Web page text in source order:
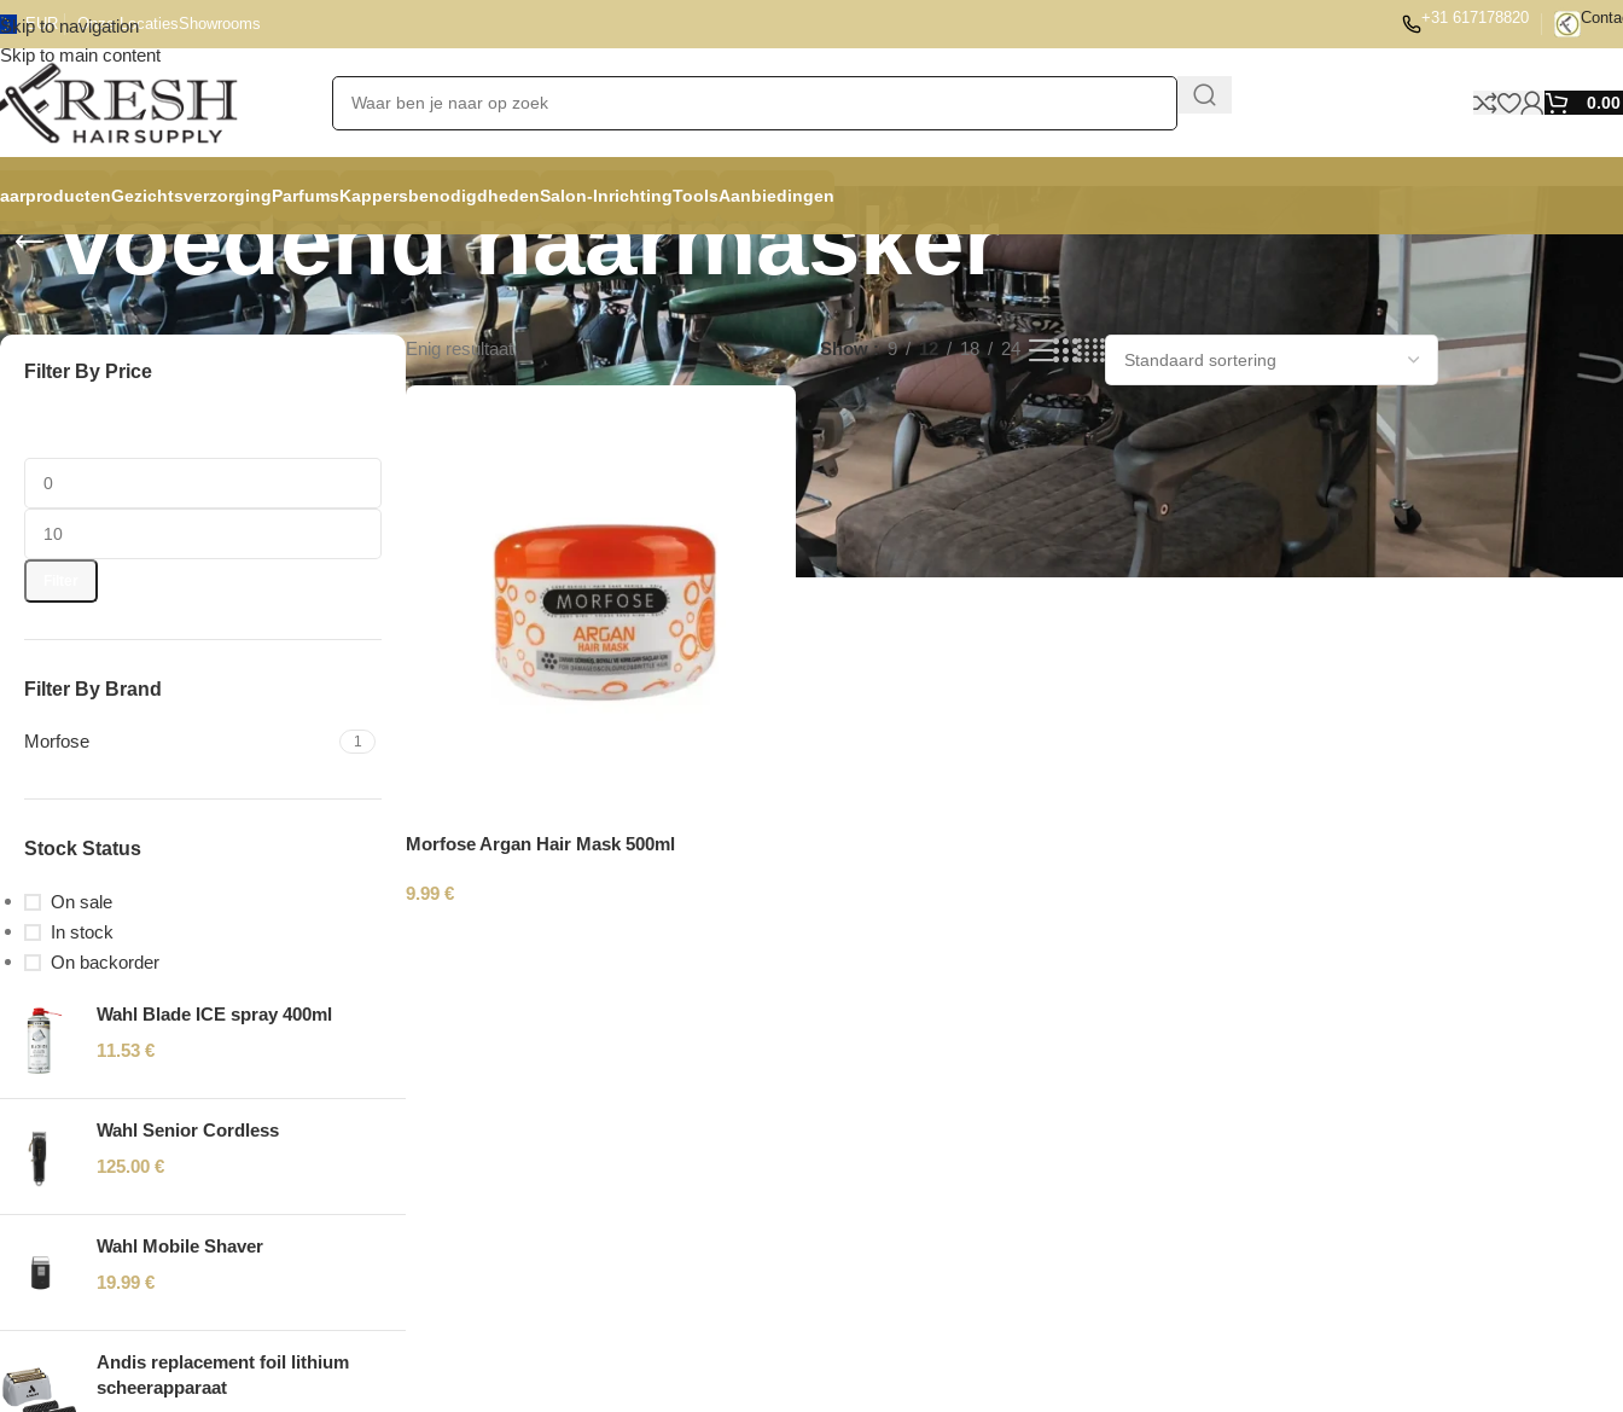
Skip to navigation
Skip to main content
EUR Onze LocatiesShowrooms +31 617178820
GezichtsverzorgingParfumsKappersbenodigdhedenSalon-InrichtingToolsAanbiedingen
voedend haarmasker
Filter By Price
Filter By Brand
Morfose 1
Stock Status
On sale
In stock
On backorder
Wahl Blade ICE spray 400ml
11.53 €
Wahl Senior Cordless
125.00 €
Wahl Mobile Shaver
19.99 €
Andis replacement foil lithium
scheerapparaat
Enig resultaat Show 9 12 18 24
Morfose Argan Hair Mask 500ml
9.99 €